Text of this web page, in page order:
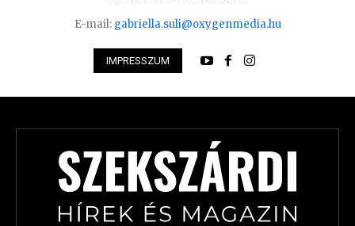
E-mail: gabriella.suli@oxygenmedia.hu
IMPRESSZUM